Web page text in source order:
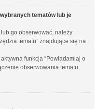
tematów lub je
go obserwować, należy
tematu” znajdujące się na
funkcja “Powiadamiaj o
obserwowania tematu.